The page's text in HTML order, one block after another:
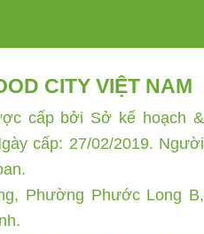
CITY VIỆT NAM
cấp bởi Sở kế hoạch &
cấp: 27/02/2019. Người
Phường Phước Long B,